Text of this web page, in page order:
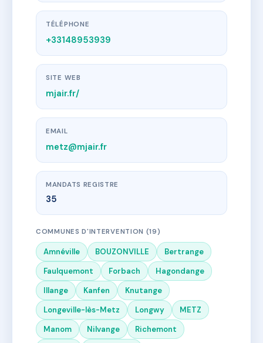
TÉLÉPHONE
+33148953939
SITE WEB
mjair.fr/
EMAIL
metz@mjair.fr
MANDATS REGISTRE
35
COMMUNES D'INTERVENTION (19)
Amnéville BOUZONVILLE
Bertrange
Faulquemont
Forbach
Hagondange
Illange
Kanfen
Knutange
Longeville-lès-Metz
Longwy
METZ
Manom
Nilvange
Richemont